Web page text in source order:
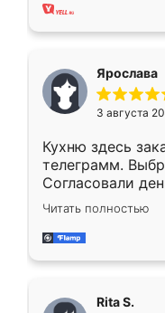
Ярослава
3 августа
Кухню здесь
телеграмм.
Согласовали
недели кухня
довольны
мебель за
Читать полностью
Rita S.